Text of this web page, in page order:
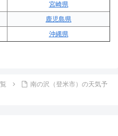
宮崎県
鹿児島県
沖縄県
南の沢（登米市）の天気予